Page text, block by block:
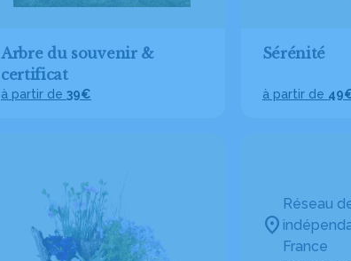
Réseau
France
Arbre du souvenir &
certificat
à partir de 39€
Sérénité
à partir de